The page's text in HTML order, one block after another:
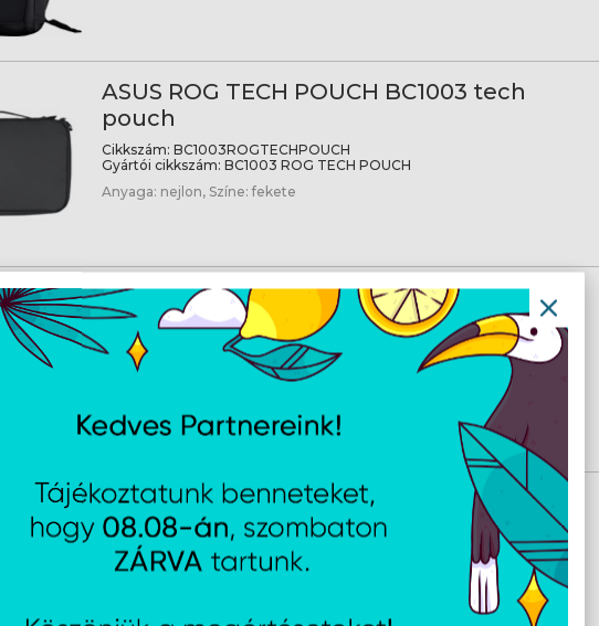
ASUS ROG TECH POUCH BC1003 tech
pouch
Cikkszám: BC1003ROGTECHPOUCH
Gyártói cikkszám: BC1003 ROG TECH POUCH
Anyaga: nejlon, Színe: fekete
ASUS Vivobook-3-in-1-Bag - Laptop
hátizsák - Fekete
Cikkszám:
AX4600VIVO3IN1BACKPACK
Gyártói cikkszám:
AX4600 VIVO 3IN1 BACKPACK
Ajánlott kijelző méret: 16", 3 rétegű heveder, Vízlepergető borítás
Lenovo 14" Yoga Tote Sleeve - Grey
Cikkszám:GX41U86727 Gyártói cikkszám:
GX41U86727